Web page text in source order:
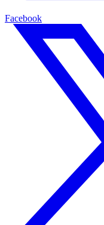
Facebook